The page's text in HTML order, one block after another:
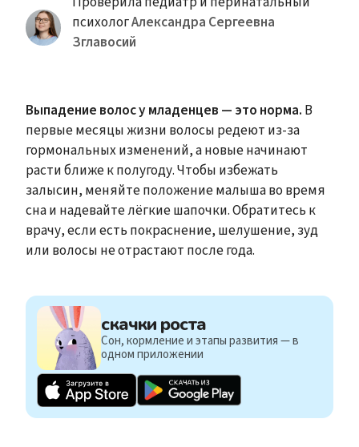
психологАлександра Сергеевна
Зглавосий
Выпадение волос у младенцев — это норма. В
первые месяцы жизни волосы редеют из-за
гормональных изменений, а новые начинают
расти ближе к полугоду. Чтобы избежать
залысин, меняйте положение малыша во время
сна и надевайте лёгкие шапочки. Обратитесь к
врачу, если есть покраснение, шелушение, зуд
или волосы не отрастают после года.
скачки роста
Сон, кормление и этапы развития — в
одном приложении